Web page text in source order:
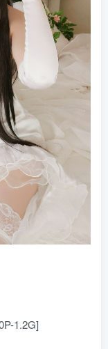
1.2G]